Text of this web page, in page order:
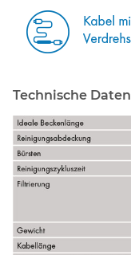
Technische Daten